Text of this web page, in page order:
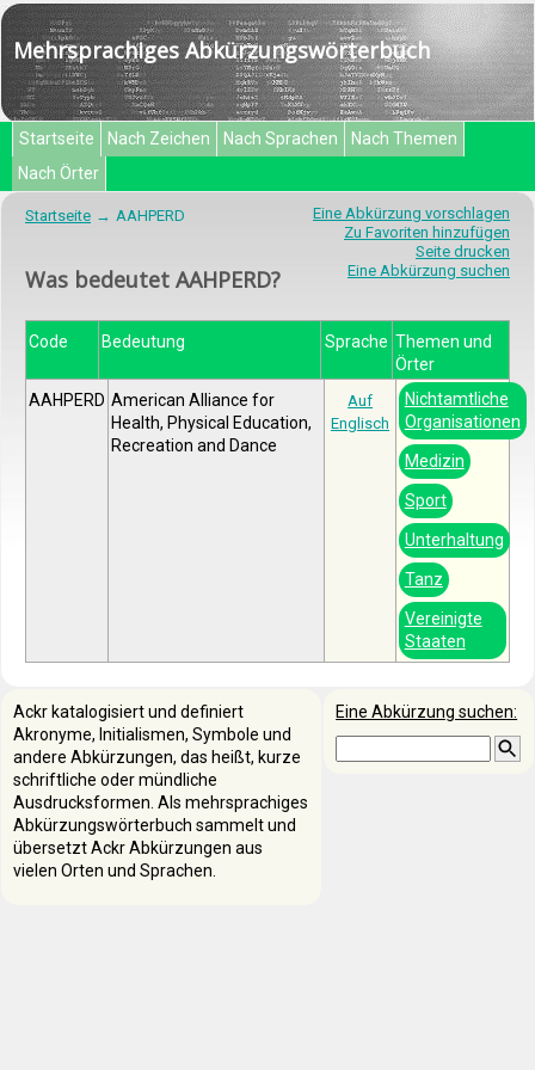
Mehrsprachiges Abkürzungswörterbuch
Startseite Nach Zeichen Nach Sprachen
Nach Themen
Nach Örter
Eine Abkürzung vorschlagen
Zu Favoriten hinzufügen
Seite drucken
Eine Abkürzung suchen
Startseite AAHPERD
Was bedeutet AAHPERD?
Code Bedeutung Sprache Themen und
Örter
AAHPERD American Alliance for
Health, Physical Education,
Recreation and Dance
Auf
Englisch
Nichtamtliche
Organisationen
Medizin
Sport
Unterhaltung
Tanz
Vereinigte
Staaten
Eine Abkürzung suchen:
Ackr katalogisiert und definiert
Akronyme, Initialismen, Symbole und
andere Abkürzungen, das heißt, kurze
schriftliche oder mündliche
Ausdrucksformen. Als mehrsprachiges
Abkürzungswörterbuch sammelt und
übersetzt Ackr Abkürzungen aus
vielen Orten und Sprachen.